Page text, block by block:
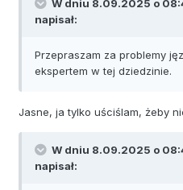
W dniu 8.09.2025 o
napisał:
Przepraszam za problemy
ekspertem w tej dziedzinie.
Jasne, ja tylko uściślam, żeby
W dniu 8.09.2025 o
napisał: